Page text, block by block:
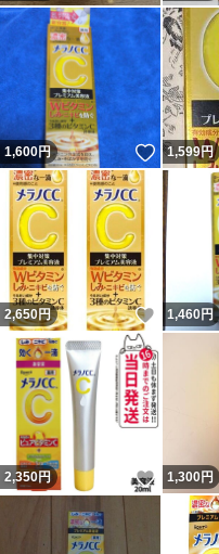
1,600円 いいね
1,599円
2,650円 いいね
1,460円
2,350円 いいね
1,300円